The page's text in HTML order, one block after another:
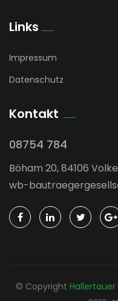
Links
Impressum
Datenschutz
Kontakt
08754 784
Böham 20, 84106
wb-
© Copyright